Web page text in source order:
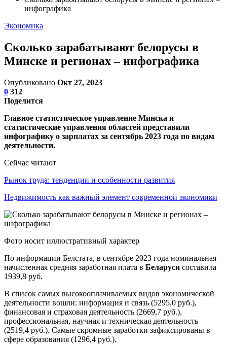
инфографика
Экономика
Сколько зарабатывают белорусы в
Минске и регионах – инфографика
Опубликовано Окт 27, 2023
0 312
Поделится
Главное статистическое управление Минска и
статистические управления областей представили
инфографику о зарплатах за сентябрь 2023 года по видам
деятельности.
Сейчас читают
Рынок труда: тенденции и особенности развития
Недвижимость как важный элемент современной экономики
Фото носит иллюстративный характер
По информации Белстата, в сентябре 2023 года номинальная
начисленная средняя заработная плата в Беларуси составила
1939,8 руб.
В список самых высокооплачиваемых видов экономической
деятельности вошли: информация и связь (5295,0 руб.),
финансовая и страховая деятельность (2669,7 руб.),
профессиональная, научная и техническая деятельность
(2519,4 руб.). Самые скромные заработки зафиксированы в
сфере образования (1296,4 руб.).